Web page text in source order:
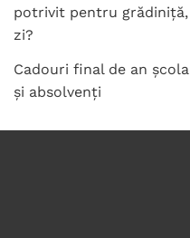
potrivit pentru
zi?
Cadouri final de an
și absolvenți